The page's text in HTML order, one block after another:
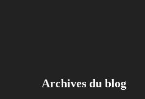
Archives du blog